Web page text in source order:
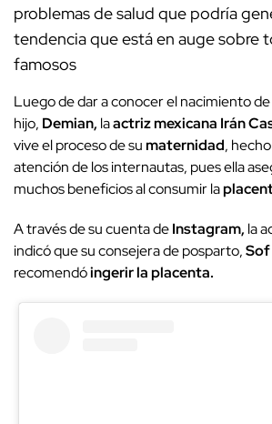
problemas de salud que podría
tendencia que está en auge sobre
famosos
Luego de dar a conocer el nacimiento
hijo, Demian, laactriz mexicana Irán
vive el proceso de sumaternidad,
atención de los internautas, pues ella
muchos beneficios al consumir la
A través de su cuenta deInstagram, la
indicó que su consejera de posparto,Sof
recomendóingerir la placenta.